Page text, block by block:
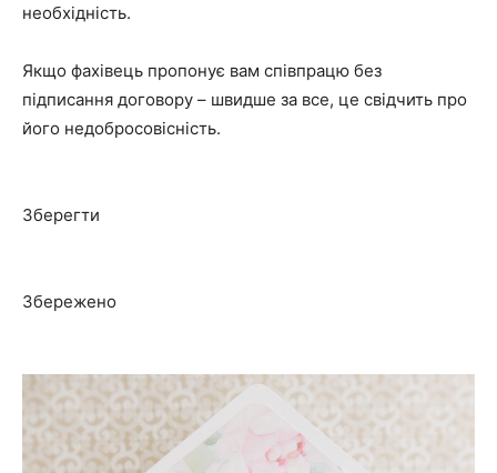
необхідність.
Якщо фахівець пропонує вам співпрацю без
підписання договору – швидше за все, це свідчить про
його недобросовісність.
Зберегти
Збережено